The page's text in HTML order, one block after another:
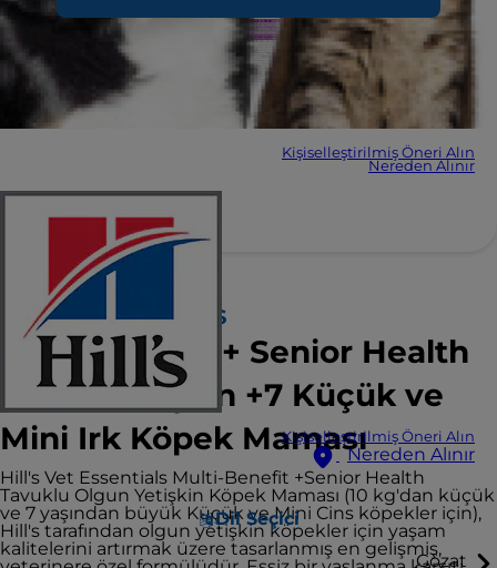
Kişiselleştirilmiş Öneri Alın
Nereden Alınır
Kişiselleştirilmiş Öneri Alın
Nereden Alınır
Dil Seçici
Gözat
Hill's VET ESSENTIALS
Multi-Benefit + Senior Health
Olgun Yetişkin +7 Küçük ve
Mini Irk Köpek Maması
Hill's Vet Essentials Multi-Benefit +Senior Health
Tavuklu Olgun Yetişkin Köpek Maması (10 kg'dan küçük
ve 7 yaşından büyük Küçük ve Mini Cins köpekler için),
Hill's tarafından olgun yetişkin köpekler için yaşam
kalitelerini artırmak üzere tasarlanmış en gelişmiş,